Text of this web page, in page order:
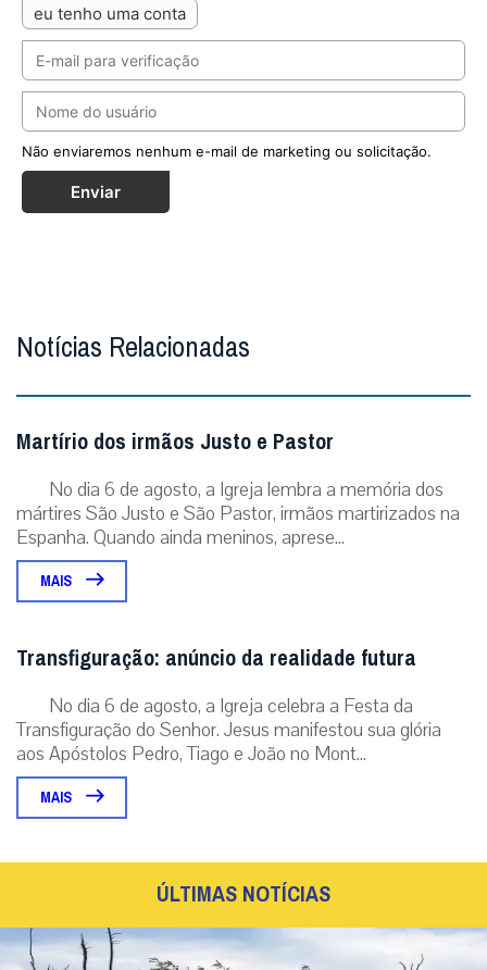
eu tenho uma conta
Não enviaremos nenhum e-mail de marketing ou solicitação.
Enviar
Notícias Relacionadas
Martírio dos irmãos Justo e Pastor
No dia 6 de agosto, a Igreja lembra a memória dos
mártires São Justo e São Pastor, irmãos martirizados na
Espanha. Quando ainda meninos, aprese...
MAIS
Transfiguração: anúncio da realidade futura
No dia 6 de agosto, a Igreja celebra a Festa da
Transfiguração do Senhor. Jesus manifestou sua glória
aos Apóstolos Pedro, Tiago e João no Mont...
MAIS
ÚLTIMAS NOTÍCIAS